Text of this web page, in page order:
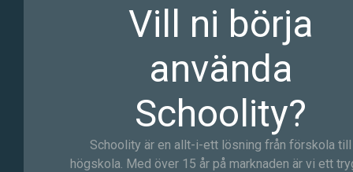
Vill ni börja
använda
Schoolity?
Schoolity är en allt-i-ett lösning från förskola till
högskola. Med över 15 år på marknaden är vi ett